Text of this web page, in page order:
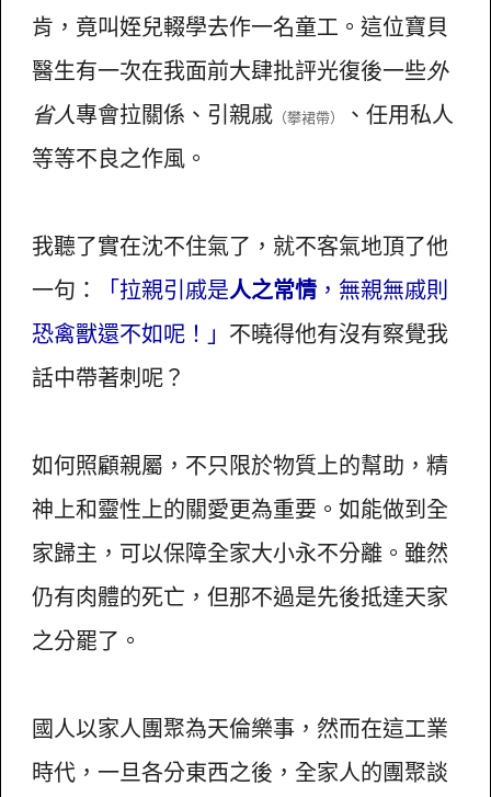
肯，竟叫姪兒輟學去作一名童工。這位寶貝
醫生有一次在我面前大肆批評光復後一些外
省人專會拉關係、引親戚 （攀裙帶）
、任用私人
等等不良之作風。
我聽了實在沈不住氣了，就不客氣地頂了他
一句：
「拉親引戚是人之常情 ，無親無戚則
恐禽獸還不如呢！」 不曉得他有沒有察覺我
話中帶著刺呢？
如何照顧親屬，不只限於物質上的幫助，精
神上和靈性上的關愛更為重要。如能做到全
家歸主，可以保障全家大小永不分離。雖然
仍有肉體的死亡，但那不過是先後抵達天家
之分罷了。
國人以家人團聚為天倫樂事，然而在這工業
時代，一旦各分東西之後，全家人的團聚談